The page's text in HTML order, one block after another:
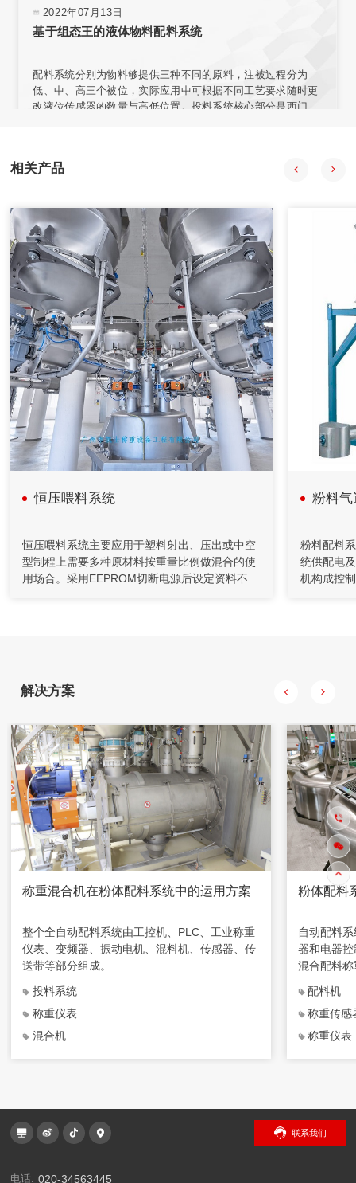
量，称量模块固定在网板上，且允许重新安装传感器排列位置
或选择网板不同区域安装。
2022年07月13日
基于组态王的液体物料配料系统
配料系统分别为物料够提供三种不同的原料，注被过程分为
低、中、高三个被位，实际应用中可根据不同工艺要求随时更
改液位传感器的数量与高低位置。投料系统核心部分是西门子
会获得数据并通过组态王特其同步显示。
2020年08月18日
自动配料系统采用中药工艺控制技术、计算机技术、信息技
术、现代检测技术、APC技术和专家系统，提供自动化整体解
决方案。
2020年08月18日
计算机在减重法施胶配料系统中的应用
在人造板减重法施胶计量监控过程中，采用计算机技术和PID
控制方法，完成系统的组态、设计、控制、管理等功能。配料
系统把单位时间内物料的前后重量差值转变为瞬时流量信号，
以该信号参与流量调节控制并进行物料累计积算管理。具有测
量精度高，重复性好，控制稳定等特点。在对施胶系统改造中
2020年04月26日
充填机通过螺旋给料机和计量装置送至搅拌桶，通过调节给料
机的转速来控制下料量。水管上装有流量计对水量进行计量，
相关产品
恒压喂料系统
恒压喂料系统主要应用于塑料射出、压出或中空
型制程上需要多种原材料按重量比例做混合的使
用场合。采用EEPROM切断电源后设定资料不会
粉料
粉料配料
统供配电
机构成控
调节阀的
解决方案
称重混合机在粉体配料系统中的运用方案
整个全自动配料系统由工控机、PLC、工业称重
仪表、变频器、振动电机、混料机、传感器、传
送带等部分组成。
投料系统
称重仪表
混合机
粉体配料
自动配料
器和电器
混合配料
配料机
称重传感
称重仪表
联系我们
电话: 020-34563445